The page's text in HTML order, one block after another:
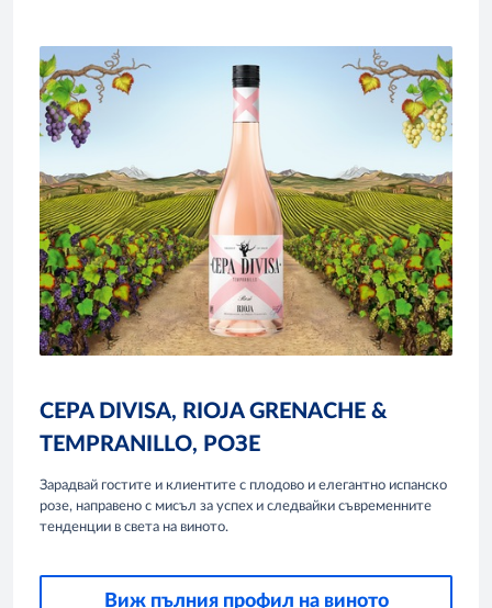
CEPA DIVISA, RIOJA GRENACHE &
TEMPRANILLO, РОЗЕ
Зарадвай гостите и клиентите с плодово и елегантно испанско
розе, направено с мисъл за успех и следвайки съвременните
тенденции в света на виното.
Виж пълния профил на виното